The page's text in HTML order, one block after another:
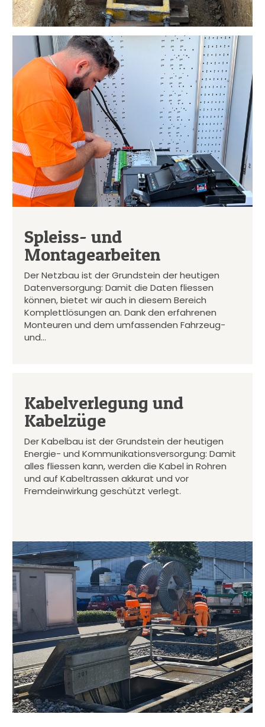
Spleiss- und
Montagearbeiten
Der Netzbau ist der Grundstein der heutigen
Datenversorgung: Damit die Daten fliessen
können, bietet wir auch in diesem Bereich
Komplettlösungen an. Dank den erfahrenen
Monteuren und dem umfassenden Fahrzeug-
und…
Kabelverlegung und
Kabelzüge
Der Kabelbau ist der Grundstein der heutigen
Energie- und Kommunikationsversorgung: Damit
alles fliessen kann, werden die Kabel in Rohren
und auf Kabeltrassen akkurat und vor
Fremdeinwirkung geschützt verlegt.